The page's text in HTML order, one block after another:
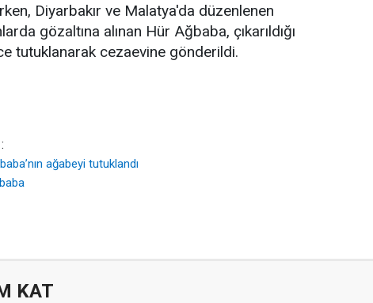
Diyarbakır ve Malatya'da düzenlenen
gözaltına alınan Hür Ağbaba, çıkarıldığı
tutuklanarak cezaevine gönderildi.
ağabeyi tutuklandı
KAT